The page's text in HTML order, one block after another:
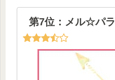
第7位：メル☆パラ